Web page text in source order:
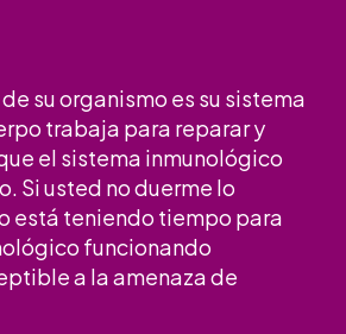
su organismo es su sistema
trabaja para reparar y
el sistema inmunológico
Si usted no duerme lo
está teniendo tiempo para
funcionando
a la amenaza de